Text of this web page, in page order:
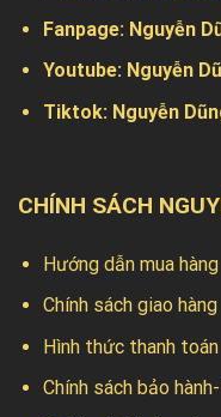
Fanpage: Nguyễn
Youtube: Nguyễn
Tiktok: Nguyễn
CHÍNH SÁCH
Hướng dẫn mua hàng
Chính sách giao hàng
Hình thức thanh toán
Chính sách bảo